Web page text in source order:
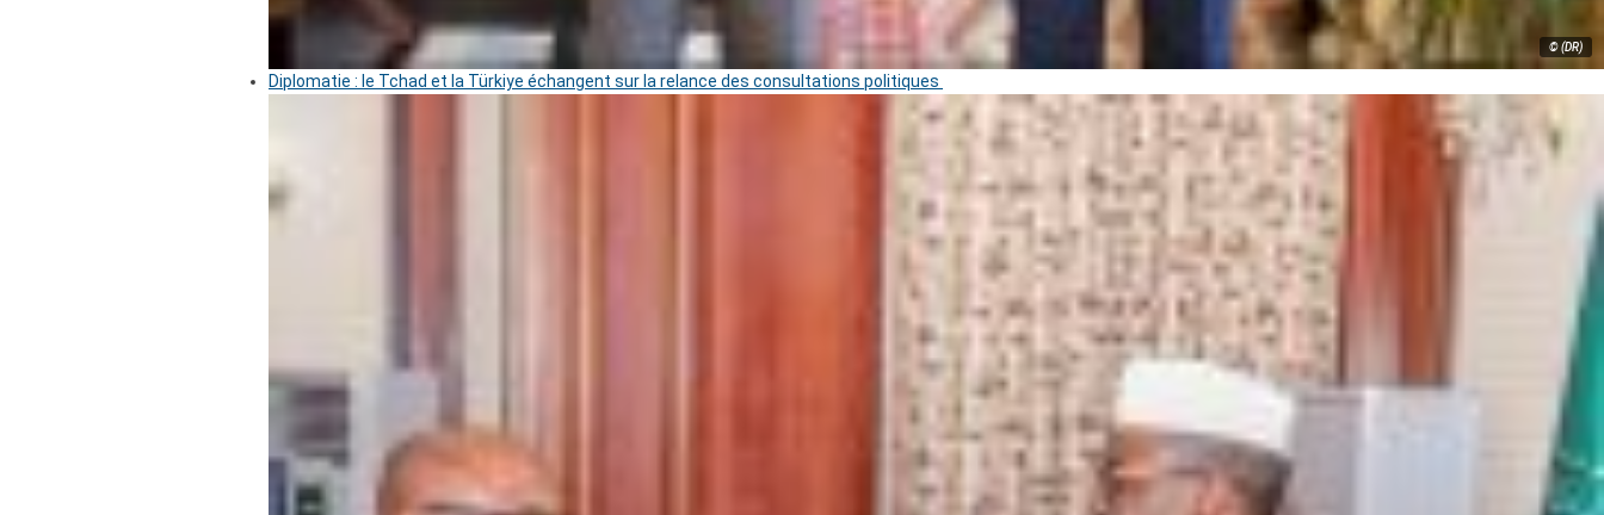
© (DR)
Diplomatie : le Tchad et la Türkiye échangent sur la relance des consultations politiques